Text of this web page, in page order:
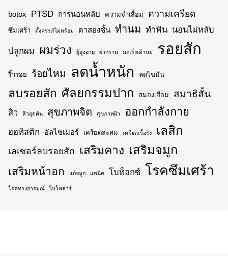
botox PTSD การนอนหลับ ความจำเสื่อม ความเครียด
ซึมเศร้า ตั้งครรภ์ไม่พร้อม ตาสองชั้น ทำนม ทำฟัน นอนไม่หลับ
ปลูกผม ผมร่วง ผู้สูงอายุ ผ่ากราม มะเร็งเต้านม รอยสัก
ริ้วรอย ร้อยไหม ลดน้ำหนัก ลดไขมัน
ลบรอยสัก ศัลยกรรมปาก สมองเสื่อม สมาธิสั้น
สิว สิวอุดตัน สุขภาพจิต สุขภาพผิว ออกกำลังกาย
ออทิสติก อัลไซเมอร์ เครียดสะสม เครียดเรื้อรัง เลสิก
เลเซอร์ลบรอยสัก เสริมคาง เสริมจมูก
เสริมหน้าอก แก้จมูก แพนิค โบท็อกซ์ โรคซึมเศร้า
โรคทางอารมณ์ ไบโพลาร์